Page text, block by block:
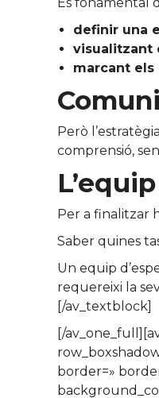
definir una
visualitzant
marcant
Però
comprensió,
Per a finalitzar
Saber quines
Un equip
requereixi la
[/av_textblock]
[/
border=»